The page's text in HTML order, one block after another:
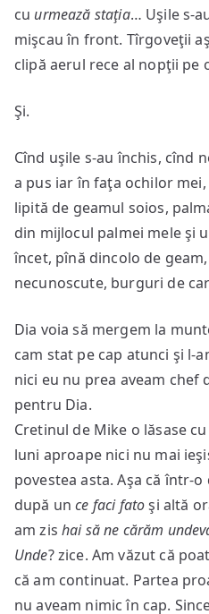
cu urmează staţia… Uşile s-
mişcau în front. Tîrgoveţii
clipă aerul rece al nopţii pe
Şi.
Cînd uşile s-au închis, cînd
a pus iar în faţa ochilor
lipită de geamul soios,
din mijlocul palmei mele şi
încet, pînă dincolo de
necunoscute, burguri de
Dia voia să mergem la
cam stat pe cap atunci şi l-
nici eu nu prea aveam
pentru Dia.
Cretinul de Mike o lăsase
luni aproape nici nu mai
povestea asta. Aşa că într-
după unce faci fatoşi altă
am zishai să ne cărăm
Unde? zice. Am văzut că
că am continuat. Partea
nu aveam nimic în cap.